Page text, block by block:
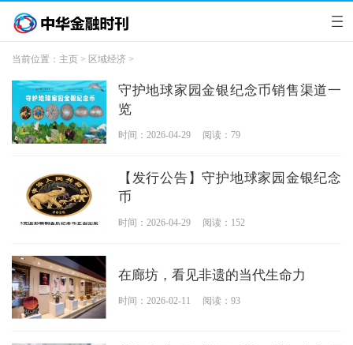
当前位置： 主页 > 区域经济 >
守护地球家园金银纪念币销售渠道一
览
时间：2026-04-29 阅读：79
【发行公告】守护地球家园金银纪念
币
时间：2026-04-29 阅读：152
在廊坊，看见非遗的当代生命力
时间：2026-02-11 阅读：93